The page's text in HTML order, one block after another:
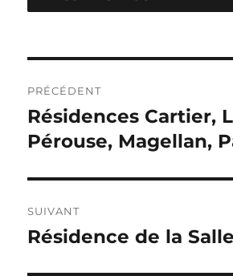
de
l’article
PRÉCÉDENT
Publication
précédente :
Résidences Cartier,
Pérouse, Magellan,
SUIVANT
Publication
Résidence de la Salle